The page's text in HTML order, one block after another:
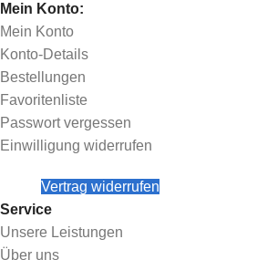
Mein Konto:
Mein Konto
Konto-Details
Bestellungen
Favoritenliste
Passwort vergessen
Einwilligung widerrufen
Vertrag widerrufen
Service
Unsere Leistungen
Über uns